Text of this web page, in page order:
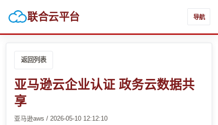
联合云平台 导航
返回列表
亚马逊云企业认证 政务云数据共
享
亚马逊aws / 2026-05-10 12:12:10